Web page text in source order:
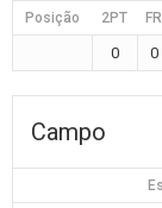
Posição 2PT FR
0 0
Campo